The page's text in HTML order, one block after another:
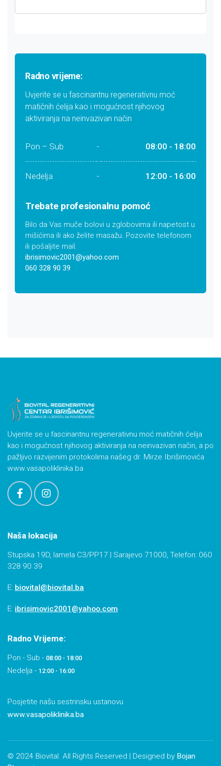
Radno vrijeme:
Uvjerite se u fascinantnu regenerativnu moć
matičnih ćelija kao i mogućnost njihovog
aktiviranja na neinvazivan način
Pon – Sub - 08:00 - 18:00
Nedelja - 12:00 - 16:00
Trebate profesionalnu pomoć
Bilo da Vas muče bolovi u zglobovima ili napetost u
mišićima ili ako želite masažu. Pozovite telefonom
ili pošaljite mail.
ibrisimovic2001@yahoo.com
060 328 90 39
Uvjerite se u fascinantnu regenerativnu moć matičnih ćelija
kao i mogućnost njihovog aktiviranja na neinvazivan način, a po
pažljivo razvijenim protokolima našeg dr. Mirze Ibrišimovića
www.vasapoliklinika.ba
Naša lokacija
Stupska 19D, lamela C3/PP17 | Sarajevo 71000, Telefon: 060
328 90 39
E: biovital@biovital.ba
E: ibrisimovic2001@yahoo.com
Radno Vrijeme:
Pon - Sub - 08:00 - 18:00
Nedelja - 12:00 - 16:00
Posjetite našu sestrinsku ustanovu
www.vasapoliklinika.ba
© 2024 Biovital. All Rights Reserved | Designed by Bojan